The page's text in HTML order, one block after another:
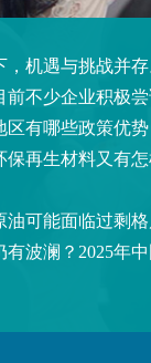
机遇与挑战并存
不少企业积极
有哪些政策优
保再生材料又有
可能面临过剩格
波澜？2025年